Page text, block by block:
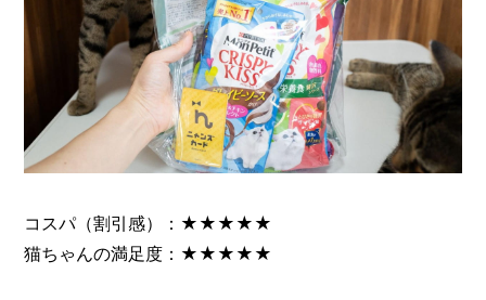
コスパ（割引感）：★★★★★
猫ちゃんの満足度：★★★★★